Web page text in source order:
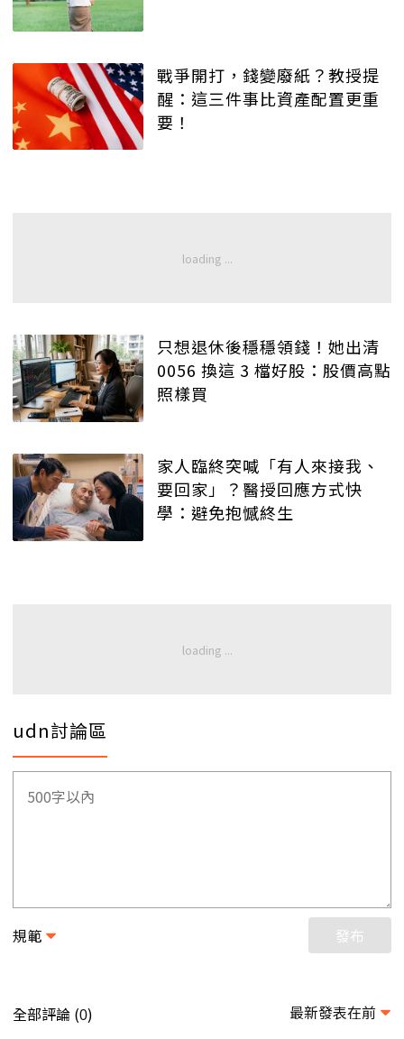
戰爭開打，錢變廢紙？教授提
醒：這三件事比資產配置更重
要！
只想退休後穩穩領錢！她出清
0056 換這 3 檔好股：股價高點
照樣買
家人臨終突喊「有人來接我、
要回家」？醫授回應方式快
學：避免抱憾終生
udn討論區
規範 發布
全部評論 (0) 最新發表在前